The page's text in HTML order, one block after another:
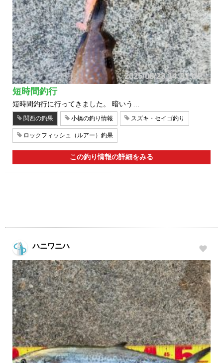
2025/08/23 14:23 UP!
短時間釣行
短時間釣行に行ってきました。 暗いう…
関西の釣果 小橋の釣り情報 スズキ・セイゴ釣り
ロックフィッシュ（ルアー）釣果
この釣り情報の詳細をみる
ハニワニハ